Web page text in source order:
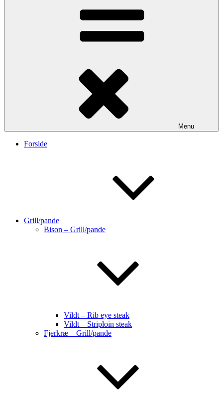
Menu
Forside
Grill/pande
Bison – Grill/pande
Vildt – Rib eye steak
Vildt – Striploin steak
Fjerkræ – Grill/pande